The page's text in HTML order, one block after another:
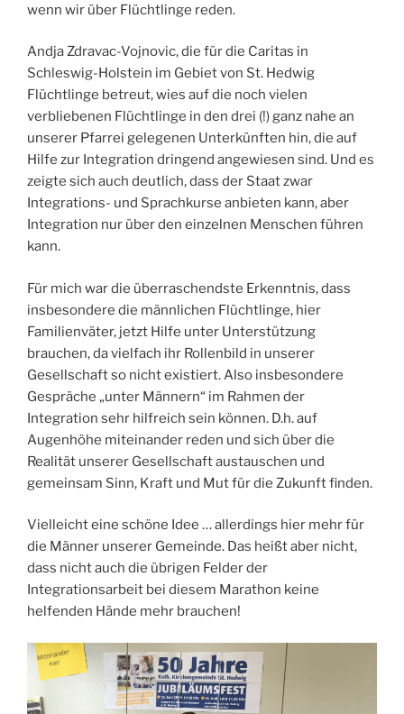
wenn wir über Flüchtlinge reden.
Andja Zdravac-Vojnovic, die für die Caritas in
Schleswig-Holstein im Gebiet von St. Hedwig
Flüchtlinge betreut, wies auf die noch vielen
verbliebenen Flüchtlinge in den drei (!) ganz nahe an
unserer Pfarrei gelegenen Unterkünften hin, die auf
Hilfe zur Integration dringend angewiesen sind. Und es
zeigte sich auch deutlich, dass der Staat zwar
Integrations- und Sprachkurse anbieten kann, aber
Integration nur über den einzelnen Menschen führen
kann.
Für mich war die überraschendste Erkenntnis, dass
insbesondere die männlichen Flüchtlinge, hier
Familienväter, jetzt Hilfe unter Unterstützung
brauchen, da vielfach ihr Rollenbild in unserer
Gesellschaft so nicht existiert. Also insbesondere
Gespräche „unter Männern“ im Rahmen der
Integration sehr hilfreich sein können. D.h. auf
Augenhöhe miteinander reden und sich über die
Realität unserer Gesellschaft austauschen und
gemeinsam Sinn, Kraft und Mut für die Zukunft finden.
Vielleicht eine schöne Idee … allerdings hier mehr für
die Männer unserer Gemeinde. Das heißt aber nicht,
dass nicht auch die übrigen Felder der
Integrationsarbeit bei diesem Marathon keine
helfenden Hände mehr brauchen!